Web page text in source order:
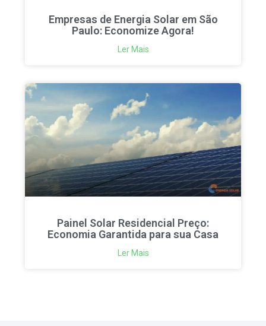
Empresas de Energia Solar em São
Paulo: Economize Agora!
Ler Mais
Painel Solar Residencial Preço:
Economia Garantida para sua Casa
Ler Mais